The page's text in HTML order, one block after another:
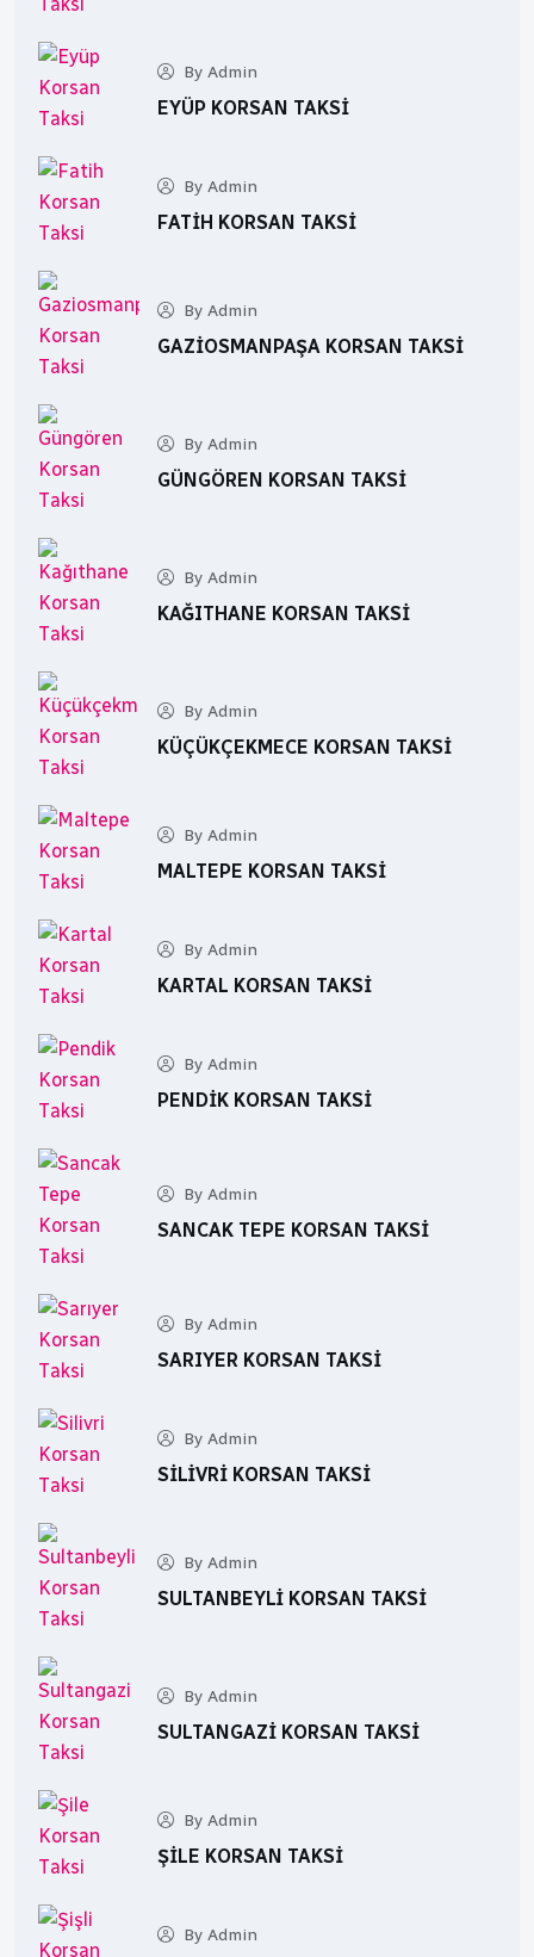
By Admin
EYÜP KORSAN TAKSI
By Admin
FATIH KORSAN TAKSI
By Admin
GAZIOSMANPAŞA KORSAN TAKSI
By Admin
GÜNGÖREN KORSAN TAKSI
By Admin
KAĞITHANE KORSAN TAKSI
By Admin
KÜÇÜKÇEKMECE KORSAN TAKSI
By Admin
MALTEPE KORSAN TAKSI
By Admin
KARTAL KORSAN TAKSI
By Admin
PENDIK KORSAN TAKSI
By Admin
SANCAK TEPE KORSAN TAKSI
By Admin
SARIYER KORSAN TAKSI
By Admin
SILIVRI KORSAN TAKSI
By Admin
SULTANBEYLI KORSAN TAKSI
By Admin
SULTANGAZI KORSAN TAKSI
By Admin
ŞILE KORSAN TAKSI
By Admin